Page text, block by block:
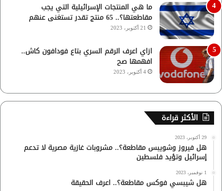
ما هي المنتجات الإسرائيلية التي يجب
مقاطعتها؟.. 65 منتج تقدر تستغنى عنهم
21 أكتوبر، 2023
ازاي اعرف الرقم السري بتاع فودافون كاش..
افهمها صح
4 أكتوبر، 2023
الأكثر قراءة
29 أكتوبر، 2023
هل فيروز وشويبس مقاطعة؟.. مشروبات غازية مصرية لا تدعم
إسرائيل وتؤيد فلسطين
1 نوفمبر، 2023
هل شيبسي فوكس مقاطعة؟.. اعرف الحقيقة